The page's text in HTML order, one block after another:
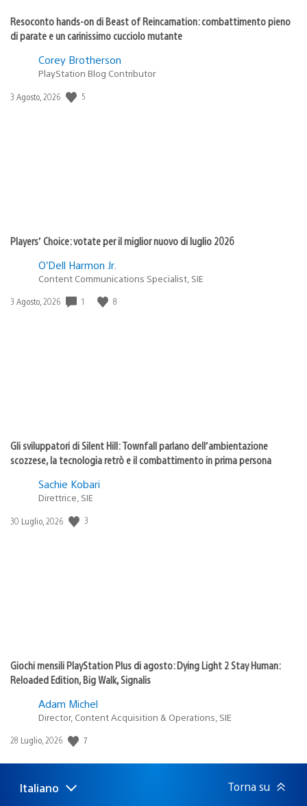
Resoconto hands-on di Beast of Reincarnation: combattimento pieno
di parate e un carinissimo cucciolo mutante
Corey Brotherson
PlayStation Blog Contributor
Data
3 Agosto, 2026 5
Players’ Choice: votate per il miglior nuovo di luglio 2026
O’Dell Harmon Jr.
Content Communications Specialist, SIE
Data
3 Agosto, 2026 1 8
Gli sviluppatori di Silent Hill: Townfall parlano dell’ambientazione
scozzese, la tecnologia retrò e il combattimento in prima persona
Sachie Kobari
Direttrice, SIE
Data
30 Luglio, 2026 3
Giochi mensili PlayStation Plus di agosto: Dying Light 2 Stay Human:
Reloaded Edition, Big Walk, Signalis
Adam Michel
Director, Content Acquisition & Operations, SIE
Data
pubblicazione:
28 Luglio, 2026 7
Seleziona
Regione
Italiano Torna su